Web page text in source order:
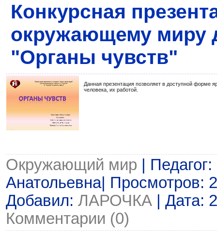
Конкурсная
окружающему миру
"Органы чувств"
Данная презентация позволяет в доступной форме
человека, их работой.
Окружающий мир |
Анатольевна| Просмотров:
Добавил: ЛАРОЧКА | Дата:
Комментарии (0)